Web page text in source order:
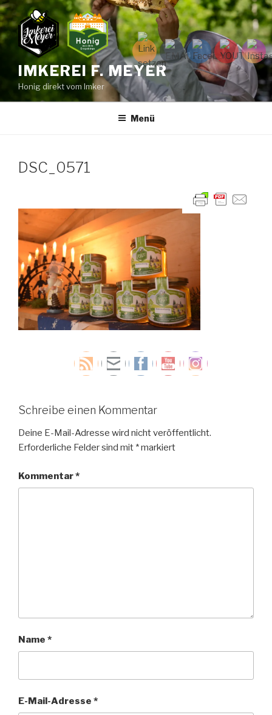
Zum
Inhalt
springen
IMKEREI F. MEYER
Honig direkt vom Imker
Menü
DSC_0571
Schreibe einen Kommentar
Deine E-Mail-Adresse wird nicht veröffentlicht.
Erforderliche Felder sind mit *markiert
Kommentar*
Name *
E-Mail-Adresse *